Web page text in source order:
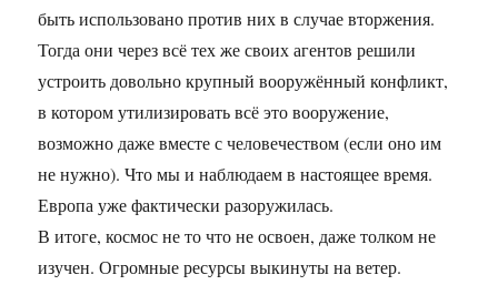
быть использовано против них в случае вторжения.
Тогда они через всё тех же своих агентов решили
устроить довольно крупный вооружённый конфликт,
в котором утилизировать всё это вооружение,
возможно даже вместе с человечеством (если оно им
не нужно). Что мы и наблюдаем в настоящее время.
Европа уже фактически разоружилась.
В итоге, космос не то что не освоен, даже толком не
изучен. Огромные ресурсы выкинуты на ветер.